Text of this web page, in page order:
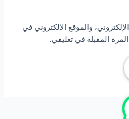
والموقع الإلكتروني في
المقبلة في تعليقي.